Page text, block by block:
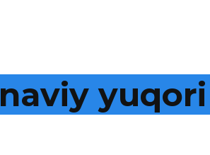
naviy yuqori